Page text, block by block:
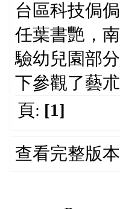
台區科技侷
任葉書艷，
驗幼兒園部
下參觀了藝朮
頁: [1]
查看完整版